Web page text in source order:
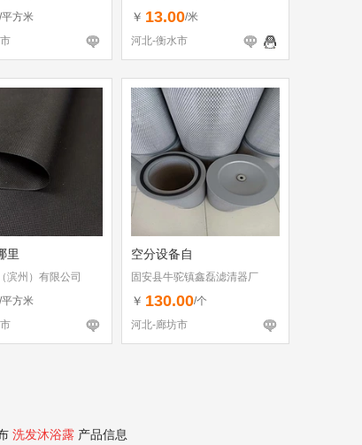
/平方米
￥ 13.00/米
河北-衡水市
里
滨州）有限公司
/平方米
空分设备自
固安县牛驼镇鑫磊滤清器厂
￥ 130.00/个
河北-廊坊市
洗发沐浴露 产品信息